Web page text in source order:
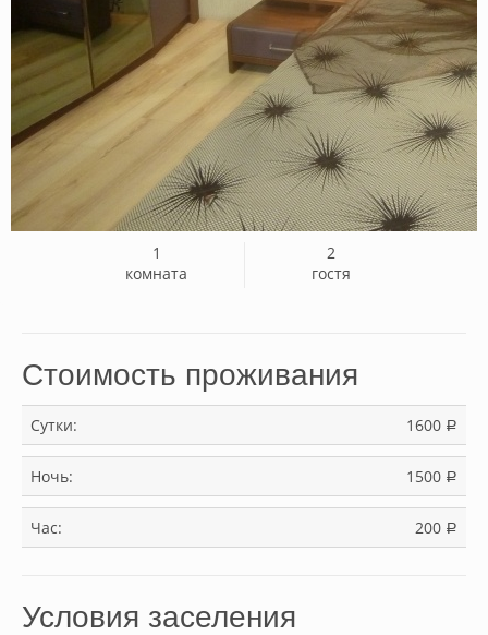
1
комната
2
гостя
Стоимость проживания
Сутки: 1600 a
Ночь: 1500 a
Час: 200 a
Условия заселения